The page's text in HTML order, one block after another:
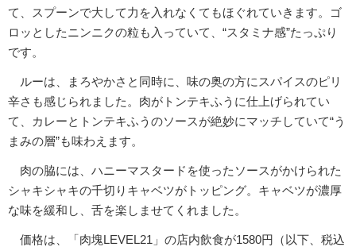
て、スプーンで大して力を入れなくてもほぐれていきます。ゴ
ロッとしたニンニクの粒も入っていて、“スタミナ感”たっぷり
です。
ルーは、まろやかさと同時に、味の奥の方にスパイスのピリ
辛さも感じられました。肉がトンテキふうに仕上げられてい
て、カレーとトンテキふうのソースが絶妙にマッチしていて“う
まみの層”も味わえます。
肉の脇には、ハニーマスタードを使ったソースがかけられた
シャキシャキの千切りキャベツがトッピング。キャベツが濃厚
な味を緩和し、舌を楽しませてくれました。
価格は、「肉塊LEVEL21」の店内飲食が1580円（以下、税込